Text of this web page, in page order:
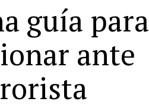
guía para
ante